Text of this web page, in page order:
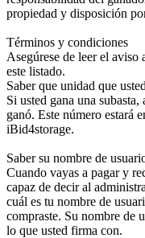
propiedad y disposición
Términos y condiciones
Asegúrese de leer el
este listado.
Saber que unidad que
Si usted gana una subasta,
ganó. Este número estará
iBid4storage.
Saber su nombre de
Cuando vayas a pagar y
capaz de decir al
cuál es tu nombre de
compraste. Su nombre de
lo que usted firma con.